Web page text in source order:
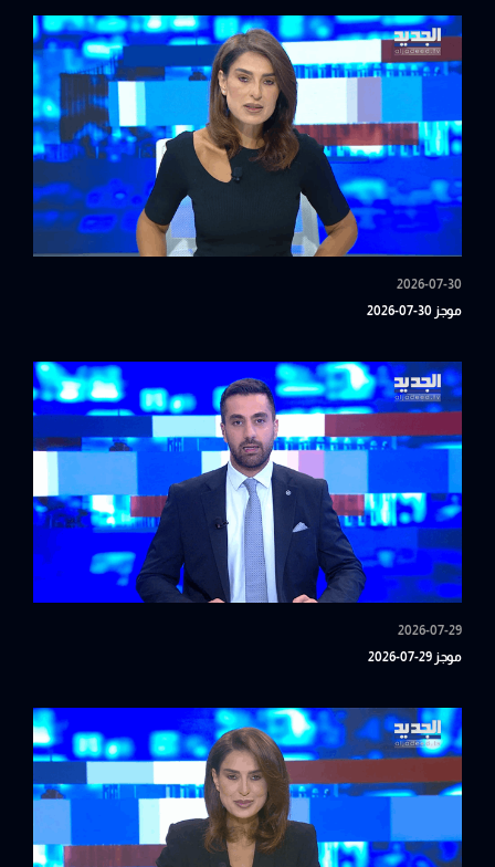
2026-07-30
موجز 30-07-2026
2026-07-29
موجز 29-07-2026